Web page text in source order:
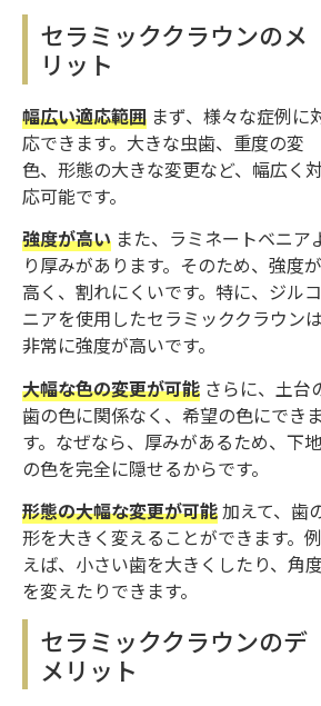
セラミッククラウンのメ
リット
幅広い適応範囲 まず、様々な症例に
応できます。大きな虫歯、重度の変
色、形態の大きな変更など、幅広く対
応可能です。
強度が高い また、ラミネートベニア
り厚みがあります。そのため、強度が
高く、割れにくいです。特に、ジルコ
ニアを使用したセラミッククラウンは
非常に強度が高いです。
大幅な色の変更が可能 さらに、土台
歯の色に関係なく、希望の色にできま
す。なぜなら、厚みがあるため、下地
の色を完全に隠せるからです。
形態の大幅な変更が可能加えて、歯
形を大きく変えることができます。例
えば、小さい歯を大きくしたり、角度
を変えたりできます。
セラミッククラウンのデ
メリット